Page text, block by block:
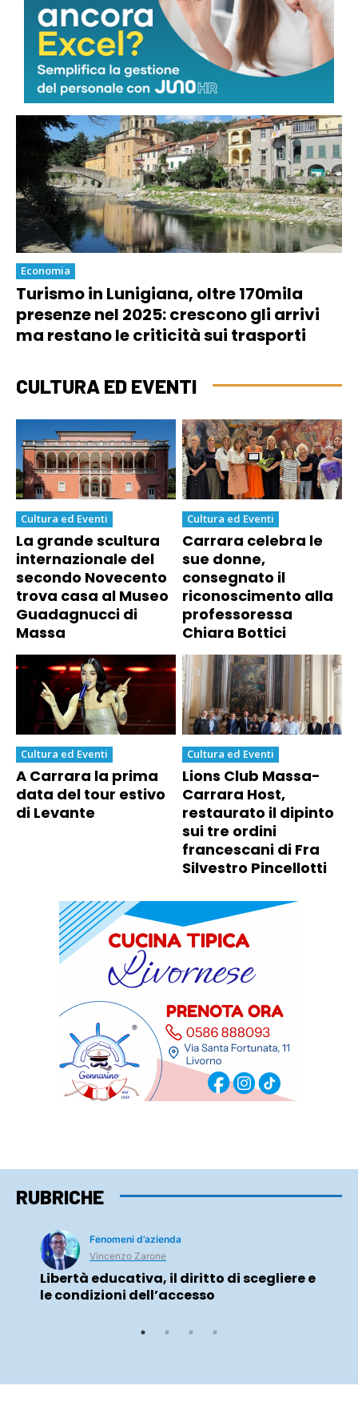
quantità sostenibili: “Nessun via libera
a nuova escavazione”
Economia
Turismo in Lunigiana, oltre 170mila
presenze nel 2025: crescono gli arrivi
ma restano le criticità sui trasporti
CULTURA ED EVENTI
Cultura ed Eventi
La grande scultura
internazionale del
secondo Novecento
trova casa al Museo
Guadagnucci di
Massa
Cultura ed Eventi
Carrara celebra le
sue donne,
consegnato il
riconoscimento alla
professoressa
Chiara Bottici
Cultura ed Eventi
A Carrara la prima
data del tour estivo
di Levante
Cultura ed Eventi
Lions Club Massa-
Carrara Host,
restaurato il dipinto
sui tre ordini
francescani di Fra
Silvestro Pincellotti
RUBRICHE
Fenomeni d’azienda
Vincenzo Zarone
Libertà educativa, il diritto di scegliere e
le condizioni dell’accesso